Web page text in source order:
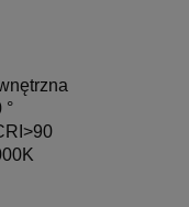
°